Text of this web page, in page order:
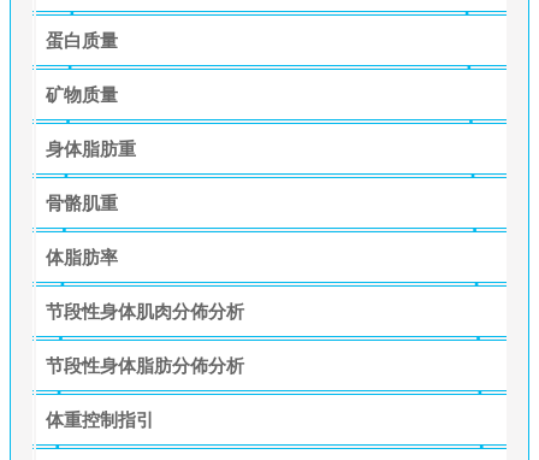
蛋白质量
矿物质量
身体脂肪重
骨骼肌重
体脂肪率
节段性身体肌肉分佈分析
节段性身体脂肪分佈分析
体重控制指引